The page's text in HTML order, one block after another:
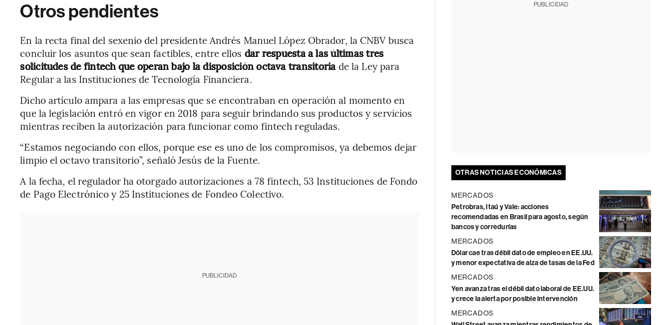
Otros pendientes
En la recta final del sexenio del presidente Andrés Manuel López Obrador, la CNBV busca
concluir los asuntos que sean factibles, entre ellos dar respuesta a las últimas tres
solicitudes de fintech que operan bajo la disposición octava transitoriade la Ley para
Regular a las Instituciones de Tecnología Financiera.
Dicho artículo ampara a las empresas que se encontraban en operación al momento en
que la legislación entró en vigor en 2018 para seguir brindando sus productos y servicios
mientras reciben la autorización para funcionar como fintech reguladas.
“Estamos negociando con ellos, porque ese es uno de los compromisos, ya debemos dejar
limpio el octavo transitorio”, señaló Jesús de la Fuente.
A la fecha, el regulador ha otorgado autorizaciones a 78 fintech, 53 Instituciones de Fondo
de Pago Electrónico y 25 Instituciones de Fondeo Colectivo.
PUBLICIDAD
PUBLICIDAD
OTRAS NOTICIAS ECONÓMICAS
MERCADOS
Petrobras, Itaú y Vale: acciones
recomendadas en Brasil para agosto, según
bancos y corredurías
MERCADOS
Dólar cae tras débil dato de empleo en EE.UU.
y menor expectativa de alza de tasas de la Fed
MERCADOS
Yen avanza tras el débil dato laboral de EE.UU.
y crece la alerta por posible intervención
MERCADOS